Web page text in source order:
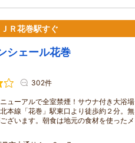
Ｒ花巻駅すぐ
シェール花巻
302件
ューアルで全室禁煙！サウナ付き大浴場
本線「花巻」駅東口より徒歩約２分。無
ざいます。朝食は地元の食材を使ったメ